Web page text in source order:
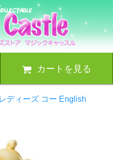
カートを見る
ディーズ コー English